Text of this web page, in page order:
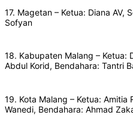
17. Magetan – Ketua: Diana AV,
Sofyan
18. Kabupaten Malang – Ketua:
Abdul Korid, Bendahara: Tantri
19. Kota Malang – Ketua:
Wanedi, Bendahara: Ahmad